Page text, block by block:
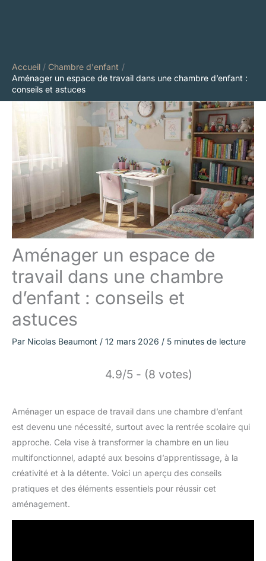
Accueil
Chambre d'enfant
Aménager un espace de travail dans une chambre d’enfant :
conseils et astuces
Aménager un espace de
travail dans une chambre
d’enfant : conseils et
astuces
Par Nicolas Beaumont / 12 mars 2026 / 5 minutes de lecture
4.9/5 - (8 votes)
Aménager un espace de travail dans une chambre d’enfant
est devenu une nécessité, surtout avec la rentrée scolaire qui
approche. Cela vise à transformer la chambre en un lieu
multifonctionnel, adapté aux besoins d’apprentissage, à la
créativité et à la détente. Voici un aperçu des conseils
pratiques et des éléments essentiels pour réussir cet
aménagement.